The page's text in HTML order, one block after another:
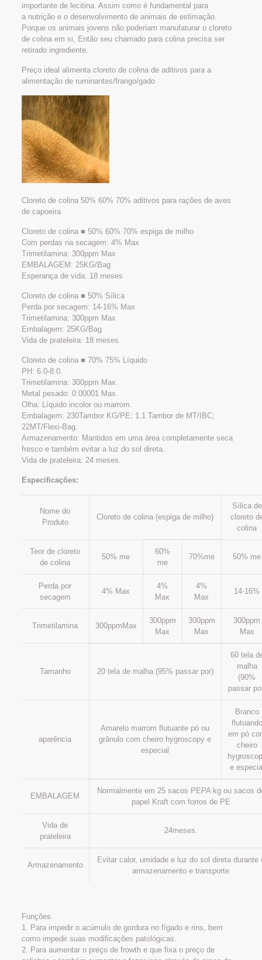
importante de lecitina. Assim como é fundamental para
a nutrição e o desenvolvimento de animais de estimação.
Porque os animais jovens não poderiam manufaturar o cloreto
de colina em si, Então seu chamado para colina precisa ser
retirado ingrediente.
Preço ideal alimenta cloreto de colina de aditivos para a
alimentação de ruminantes/frango/gado
Cloreto de colina 50% 60% 70% aditivos para rações de aves
de capoeira
Cloreto de colina ■ 50% 60% 70% espiga de milho
Com perdas na secagem: 4% Max
Trimetilamina: 300ppm Max
EMBALAGEM: 25KG/Bag
Esperança de vida: 18 meses
Cloreto de colina ■ 50% Sílica
Perda por secagem: 14-16% Max
Trimetilamina: 300ppm Max
Embalagem: 25KG/Bag
Vida de prateleira: 18 meses
Cloreto de colina ■ 70% 75% Líquido
PH: 6.0-8.0.
Trimetilamina: 300ppm Max.
Metal pesado: 0.00001 Max.
Olha: Líquido incolor ou marrom.
Embalagem: 230Tambor KG/PE; 1.1 Tambor de MT/IBC;
22MT/Flexi-Bag.
Armazenamento: Mantidos em uma área completamente seca
fresco e também evitar a luz do sol direta.
Vida de prateleira: 24 meses.
Especificações:
Nome do
Produto
Cloreto de colina (espiga de milho)
Sílica de
cloreto
colina
Teor de cloreto
de colina
50% me
60%
me
70%me 50% me
Perda por
secagem
4% Max
4%
Max
4%
Max
14-16%
Trimetilamina 300ppmMax
300ppm
Max
300ppm
Max
300ppm
Max
Tamanho 20 tela de malha (95% passar por)
60 tela
malha
(90%
passar
aparência
Amarelo marrom flutuante pó ou
grânulo com cheiro hygroscopy e
especial
Branco
flutuando
em pó
cheiro
e
EMBALAGEM
Normalmente em 25 sacos PEPA kg ou sacos
papel Kraft com forros de PE
Vida de
prateleira
24meses.
Armazenamento
Evitar calor, umidade e luz do sol direta durante
armazenamento e transporte
Funções.
1. Para impedir o acúmulo de gordura no fígado e rins, bem
como impedir suas modificações patológicas.
2. Para aumentar o preço de frowth e que fixa o preço de